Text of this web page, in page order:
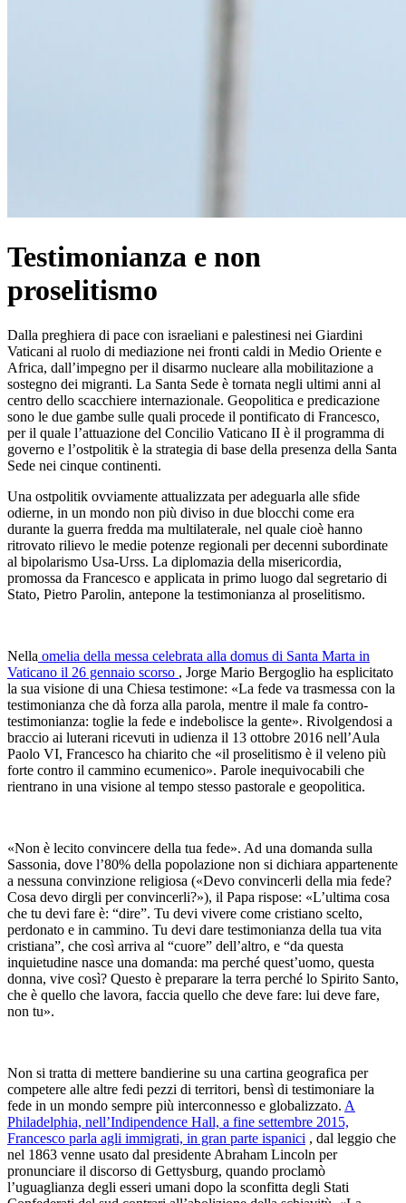
Testimonianza e non
proselitismo
Dalla preghiera di pace con israeliani e palestinesi nei Giardini
Vaticani al ruolo di mediazione nei fronti caldi in Medio Oriente e
Africa, dall’impegno per il disarmo nucleare alla mobilitazione a
sostegno dei migranti. La Santa Sede è tornata negli ultimi anni al
centro dello scacchiere internazionale. Geopolitica e predicazione
sono le due gambe sulle quali procede il pontificato di Francesco,
per il quale l’attuazione del Concilio Vaticano II è il programma di
governo e l’ostpolitik è la strategia di base della presenza della Santa
Sede nei cinque continenti.
Una ostpolitik ovviamente attualizzata per adeguarla alle sfide
odierne, in un mondo non più diviso in due blocchi come era
durante la guerra fredda ma multilaterale, nel quale cioè hanno
ritrovato rilievo le medie potenze regionali per decenni subordinate
al bipolarismo Usa-Urss. La diplomazia della misericordia,
promossa da Francesco e applicata in primo luogo dal segretario di
Stato, Pietro Parolin, antepone la testimonianza al proselitismo.
Nella omelia della messa celebrata alla domus di Santa Marta in
Vaticano il 26 gennaio scorso , Jorge Mario Bergoglio ha esplicitato
la sua visione di una Chiesa testimone: «La fede va trasmessa con la
testimonianza che dà forza alla parola, mentre il male fa contro-
testimonianza: toglie la fede e indebolisce la gente». Rivolgendosi a
braccio ai luterani ricevuti in udienza il 13 ottobre 2016 nell’Aula
Paolo VI, Francesco ha chiarito che «il proselitismo è il veleno più
forte contro il cammino ecumenico». Parole inequivocabili che
rientrano in una visione al tempo stesso pastorale e geopolitica.
«Non è lecito convincere della tua fede». Ad una domanda sulla
Sassonia, dove l’80% della popolazione non si dichiara appartenente
a nessuna convinzione religiosa («Devo convincerli della mia fede?
Cosa devo dirgli per convincerli?»), il Papa rispose: «L’ultima cosa
che tu devi fare è: “dire”. Tu devi vivere come cristiano scelto,
perdonato e in cammino. Tu devi dare testimonianza della tua vita
cristiana”, che così arriva al “cuore” dell’altro, e “da questa
inquietudine nasce una domanda: ma perché quest’uomo, questa
donna, vive così? Questo è preparare la terra perché lo Spirito Santo,
che è quello che lavora, faccia quello che deve fare: lui deve fare,
non tu».
Non si tratta di mettere bandierine su una cartina geografica per
competere alle altre fedi pezzi di territori, bensì di testimoniare la
fede in un mondo sempre più interconnesso e globalizzato. A
Philadelphia, nell’Indipendence Hall, a fine settembre 2015,
Francesco parla agli immigrati, in gran parte ispanici , dal leggio che
nel 1863 venne usato dal presidente Abraham Lincoln per
pronunciare il discorso di Gettysburg, quando proclamò
l’uguaglianza degli esseri umani dopo la sconfitta degli Stati